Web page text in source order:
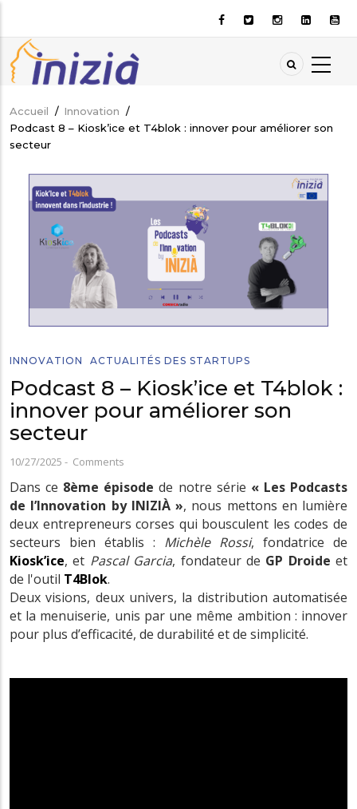
contenu
principal
Fil
d'Ariane
Accueil / Innovation /
Podcast 8 – Kiosk’ice et T4blok : innover pour améliorer son
secteur
INNOVATION ACTUALITÉS DES STARTUPS
Podcast 8 – Kiosk’ice et T4blok :
innover pour améliorer son
secteur
10/27/2025 - Comments
Dans ce 8ème épisode de notre série « Les Podcasts
de l’Innovation by INIZIÀ », nous mettons en lumière
deux entrepreneurs corses qui bousculent les codes de
secteurs bien établis : Michèle Rossi, fondatrice de
Kiosk’ice, et Pascal Garcia, fondateur de GP Droide et
de l'outil T4Blok.
Deux visions, deux univers, la distribution automatisée
et la menuiserie, unis par une même ambition : innover
pour plus d’efficacité, de durabilité et de simplicité.